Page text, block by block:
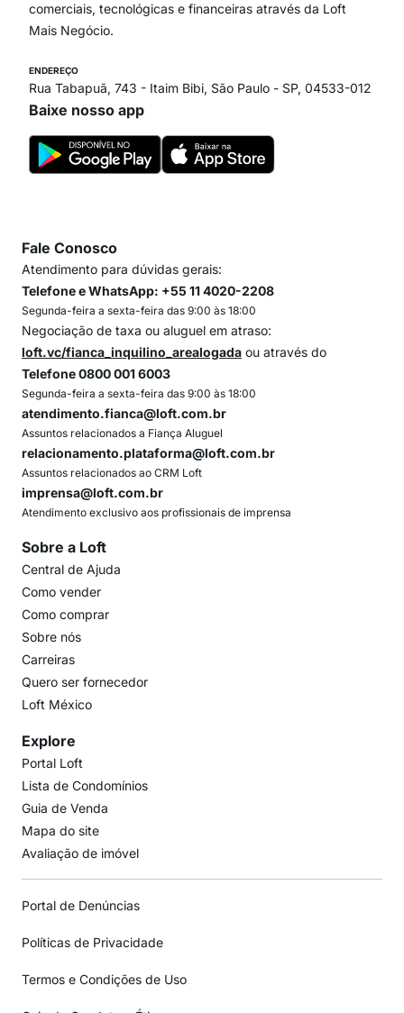
comerciais, tecnológicas e financeiras através da Loft
Mais Negócio.
ENDEREÇO
Rua Tabapuã, 743 - Itaim Bibi, São Paulo - SP, 04533-012
Baixe nosso app
Fale Conosco
Atendimento para dúvidas gerais:
Telefone e WhatsApp: +55 11 4020-2208
Segunda-feira a sexta-feira das 9:00 às 18:00
Negociação de taxa ou aluguel em atraso:
loft.vc/fianca_inquilino_arealogada ou através do
Telefone 0800 001 6003
Segunda-feira a sexta-feira das 9:00 às 18:00
atendimento.fianca@loft.com.br
Assuntos relacionados a Fiança Aluguel
relacionamento.plataforma@loft.com.br
Assuntos relacionados ao CRM Loft
imprensa@loft.com.br
Atendimento exclusivo aos profissionais de imprensa
Sobre a Loft
Central de Ajuda
Como vender
Como comprar
Sobre nós
Carreiras
Quero ser fornecedor
Loft México
Explore
Portal Loft
Lista de Condomínios
Guia de Venda
Mapa do site
Avaliação de imóvel
Portal de Denúncias
Políticas de Privacidade
Termos e Condições de Uso